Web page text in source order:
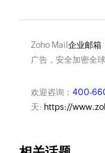
Zoho Mail企业邮箱
广告，安全加密全球
欢迎咨询： 400-
天: https://